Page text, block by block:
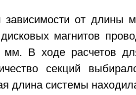
зависимости от длины
дисковых магнитов
мм. В ходе расчетов
секций
длина системы